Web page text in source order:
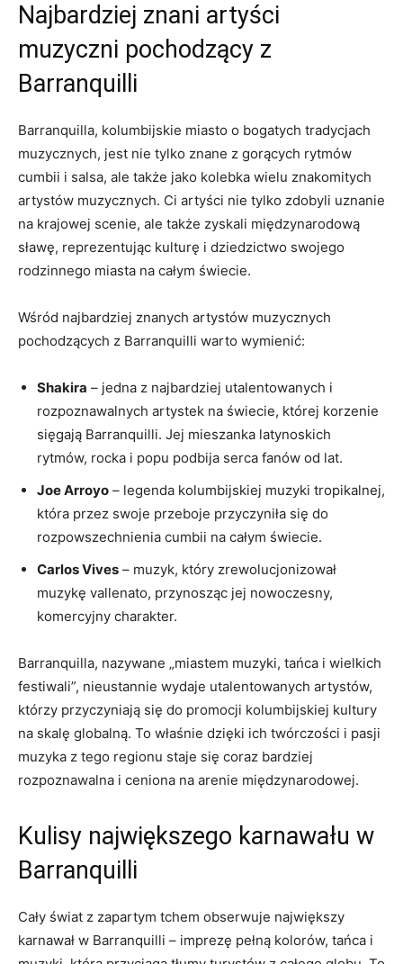
Najbardziej ⁢znani artyści
muzyczni⁤ pochodzący ⁣z
Barranquilli
Barranquilla, kolumbijskie miasto o bogatych‍ tradycjach
muzycznych, ⁢jest nie tylko znane z ‌gorących ⁢rytmów
cumbii i salsa, ale także jako‌ kolebka ⁤wielu znakomitych
‌artystów muzycznych. ⁣Ci artyści nie tylko zdobyli uznanie⁤
na krajowej scenie, ale także zyskali międzynarodową
sławę, reprezentując kulturę i dziedzictwo swojego
rodzinnego miasta‍ na ‌całym⁤ świecie.
Wśród najbardziej znanych artystów muzycznych
pochodzących z ⁣Barranquilli warto wymienić:
Shakira – ‍jedna‍ z najbardziej utalentowanych i
rozpoznawalnych artystek na świecie, której korzenie
‍sięgają ⁢Barranquilli. ‌Jej mieszanka‍ latynoskich
rytmów, rocka i popu ​podbija⁣ serca fanów​ od‌ lat.
Joe ⁢Arroyo – legenda ‌kolumbijskiej⁣ muzyki tropikalnej,
która ⁣przez swoje⁢ przeboje przyczyniła się do
rozpowszechnienia cumbii na całym ​świecie.
Carlos ‍Vives – muzyk, który zrewolucjonizował
muzykę vallenato, przynosząc jej nowoczesny,
komercyjny charakter.
Barranquilla, nazywane „miastem‌ muzyki, tańca⁢ i wielkich
festiwali”, nieustannie wydaje utalentowanych‌ artystów,
którzy przyczyniają ⁣się do promocji⁢ kolumbijskiej kultury
na skalę globalną.⁤ To właśnie dzięki‌ ich twórczości i ​pasji
muzyka z tego regionu​ staje się coraz bardziej
rozpoznawalna i ceniona na arenie międzynarodowej.
Kulisy największego karnawału ⁤w
Barranquilli
Cały świat z​ zapartym‌ tchem ‍obserwuje​ największy
⁢karnawał ‍w Barranquilli – imprezę pełną kolorów,⁢ tańca i​